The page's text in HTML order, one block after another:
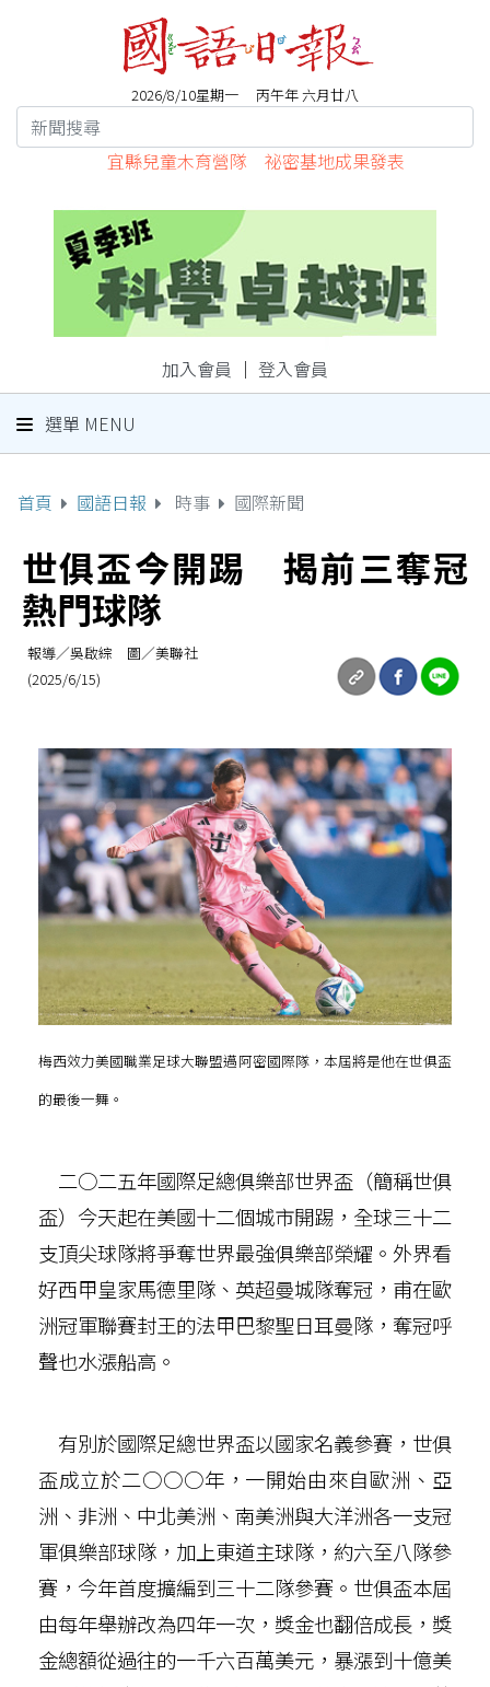
2026/8/10星期一 丙午年 六月廿八
宜縣兒童木育營隊 祕密基地成果發表
加入會員 ｜ 登入會員
選單 MENU
首頁 國語日報 時事 國際新聞
世俱盃今開踢 揭前三奪冠
熱門球隊
報導／吳啟綜 圖／美聯社
(2025/6/15)
梅西效力美國職業足球大聯盟邁阿密國際隊，本屆將是他在世俱盃
的最後一舞。
二○二五年國際足總俱樂部世界盃（簡稱世俱
盃）今天起在美國十二個城市開踢，全球三十二
支頂尖球隊將爭奪世界最強俱樂部榮耀。外界看
好西甲皇家馬德里隊、英超曼城隊奪冠，甫在歐
洲冠軍聯賽封王的法甲巴黎聖日耳曼隊，奪冠呼
聲也水漲船高。
有別於國際足總世界盃以國家名義參賽，世俱
盃成立於二○○○年，一開始由來自歐洲、亞
洲、非洲、中北美洲、南美洲與大洋洲各一支冠
軍俱樂部球隊，加上東道主球隊，約六至八隊參
賽，今年首度擴編到三十二隊參賽。世俱盃本屆
由每年舉辦改為四年一次，獎金也翻倍成長，獎
金總額從過往的一千六百萬美元，暴漲到十億美